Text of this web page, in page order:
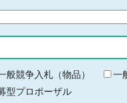
般競争入札（物品）
一
型プロポーザル